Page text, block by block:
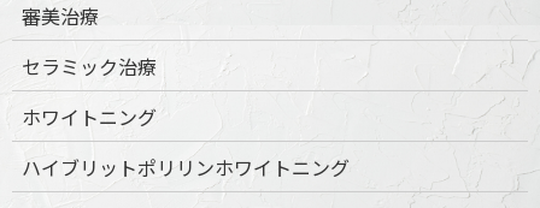
成人の方も歯列矯正を
審美治療
セラミック治療
ホワイトニング
ハイブリットポリリンホワイトニング